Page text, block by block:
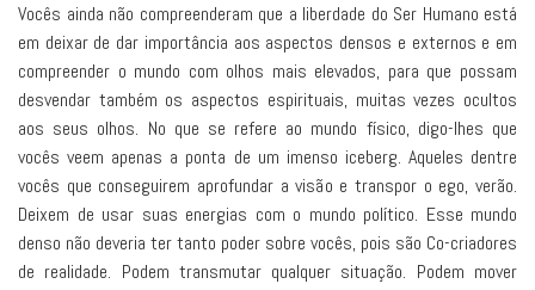
Vocês ainda não compreenderam que a liberdade do Ser Humano está
em deixar de dar importância aos aspectos densos e externos e em
compreender o mundo com olhos mais elevados, para que possam
desvendar também os aspectos espirituais, muitas vezes ocultos
aos seus olhos. No que se refere ao mundo físico, digo-lhes que
vocês veem apenas a ponta de um imenso iceberg. Aqueles dentre
vocês que conseguirem aprofundar a visão e transpor o ego, verão.
Deixem de usar suas energias com o mundo político. Esse mundo
denso não deveria ter tanto poder sobre vocês, pois são Co-criadores
de realidade. Podem transmutar qualquer situação. Podem mover